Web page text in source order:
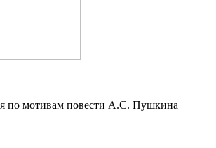
по мотивам повести А.С. Пушкина